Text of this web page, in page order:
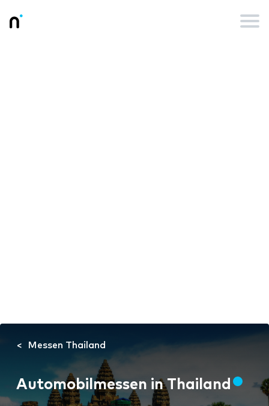
Messen Thailand
Automobilmessen in Thailand